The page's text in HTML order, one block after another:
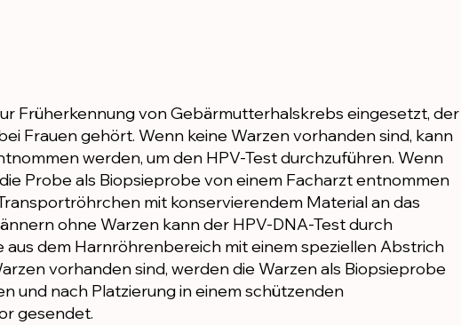
Früherkennung von Gebärmutterhalskrebs eingesetzt, der
Frauen gehört. Wenn keine Warzen vorhanden sind, kann
werden, um den HPV-Test durchzuführen. Wenn
Probe als Biopsieprobe von einem Facharzt entnommen
mit konservierendem Material an das
ohne Warzen kann der HPV-DNA-Test durch
dem Harnröhrenbereich mit einem speziellen Abstrich
vorhanden sind, werden die Warzen als Biopsieprobe
und nach Platzierung in einem schützenden
gesendet.